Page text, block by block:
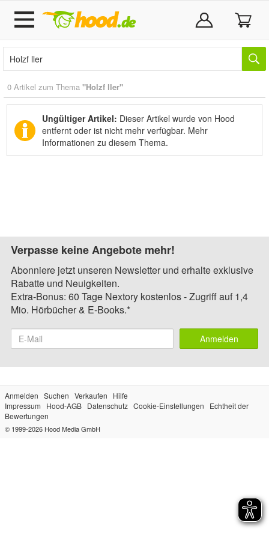
0 Artikel zum Thema "Holzf ller"
Ungültiger Artikel: Dieser Artikel wurde von Hood
entfernt oder ist nicht mehr verfügbar. Mehr
Informationen zu diesem Thema.
Verpasse keine Angebote mehr!
Abonniere jetzt unseren Newsletter und erhalte exklusive
Rabatte und Neuigkeiten.
Extra-Bonus: 60 Tage Nextory kostenlos - Zugriff auf 1,4
Mio. Hörbücher & E-Books.*
Anmelden
Anmelden Suchen Verkaufen
Hilfe
Impressum
Hood-AGB Datenschutz Cookie-Einstellungen
Echtheit der
Bewertungen
© 1999-2026 Hood Media GmbH